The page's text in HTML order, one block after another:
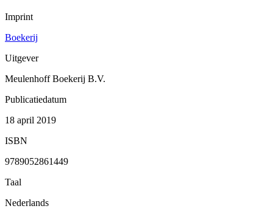
Imprint
Boekerij
Uitgever
Meulenhoff Boekerij B.V.
Publicatiedatum
18 april 2019
ISBN
9789052861449
Taal
Nederlands